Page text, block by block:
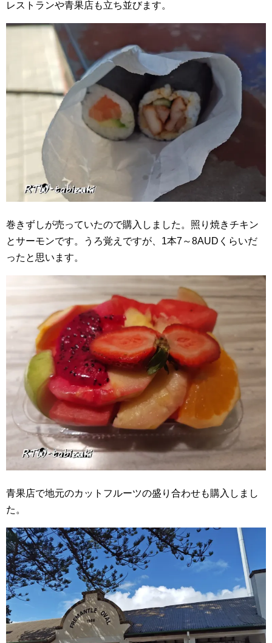
レストランや青果店も立ち並びます。
巻きずしが売っていたので購入しました。照り焼きチキン
とサーモンです。うろ覚えですが、1本7～8AUDくらいだ
ったと思います。
青果店で地元のカットフルーツの盛り合わせも購入しまし
た。